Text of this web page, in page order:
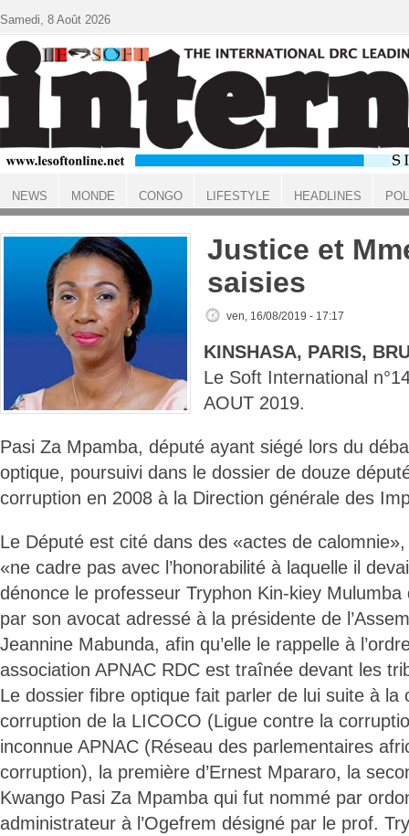
ACCUEIL
Justice et
saisies
ven, 16/08/2019 - 17:17
KINSHASA, PARIS,
Le Soft International
AOUT 2019.
Pasi Za Mpamba, député ayant siégé lors du
optique, poursuivi dans le dossier de douze
corruption en 2008 à la Direction générale des
Le Député est cité dans des «actes de calomnie»,
«ne cadre pas avec l’honorabilité à laquelle il
dénonce le professeur Tryphon Kin-kiey
par son avocat adressé à la présidente de
Jeannine Mabunda, afin qu’elle le rappelle à
association APNAC RDC est traînée devant les
Le dossier fibre optique fait parler de lui suite à la
corruption de la LICOCO (Ligue contre la
inconnue APNAC (Réseau des parlementaires
corruption), la première d’Ernest Mpararo, la
Kwango Pasi Za Mpamba qui fut nommé par
administrateur à l’Ogefrem désigné par le prof.
Samedi, 8 Août 2026
NEWS MONDE CONGO LIFESTYLE HEADLINES